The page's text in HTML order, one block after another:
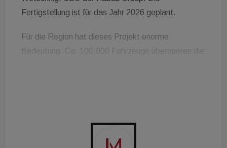
Fertigstellung ist für das Jahr 2026 geplant.
Für die Region hat dieses Projekt enorme
Bedeutung. Ca. 100.000 Fahrzeuge überqueren die
Problemen und Staus. Die neue Rheinbrücke ist ein